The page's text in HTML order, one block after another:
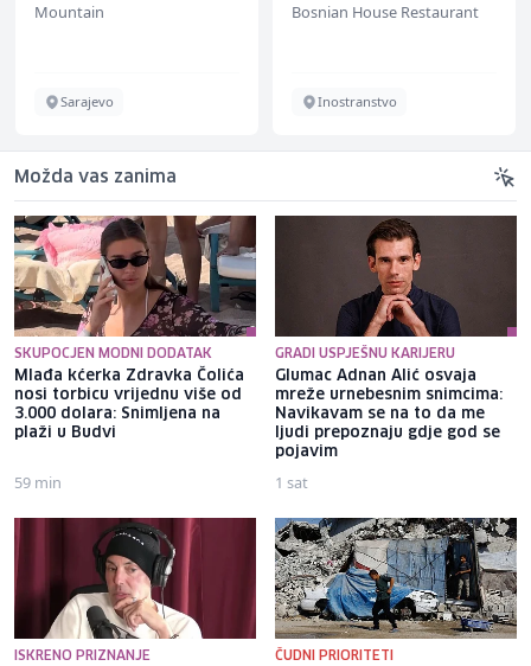
Mountain
Sarajevo
Bosnian House Restaurant
Inostranstvo
Možda vas zanima
SKUPOCJEN MODNI DODATAK
Mlađa kćerka Zdravka Čolića
nosi torbicu vrijednu više od
3.000 dolara: Snimljena na
plaži u Budvi
59 min
GRADI USPJEŠNU KARIJERU
Glumac Adnan Alić osvaja
mreže urnebesnim snimcima:
Navikavam se na to da me
ljudi prepoznaju gdje god se
pojavim
1 sat
ISKRENO PRIZNANJE ČUDNI PRIORITETI